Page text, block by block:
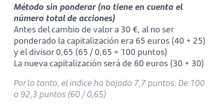
Método sin ponderar (no tiene en cuenta el
número total de acciones)
Antes del cambio de valor a 30 €, al no ser
ponderado la capitalización era 65 euros (40 + 25)
y el divisor 0,65 (65 / 0,65 = 100 puntos)
La nueva capitalización será de 60 euros (30 + 30)
Por lo tanto, el índice ha bajado 7,7 puntos. De 100
a 92,3 puntos (60 / 0,65)